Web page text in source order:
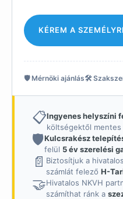
KÉREM A
🛡️ Mérnöki ajánlás🛠️
📋Ingyenes helyszíni
költségektől mentes
🛡️Kulcsrakész
felül 5 év szerelési
📄 Biztosítjuk a
számlát felező H-
🤝Hivatalos NKVH
számíthat ránk a